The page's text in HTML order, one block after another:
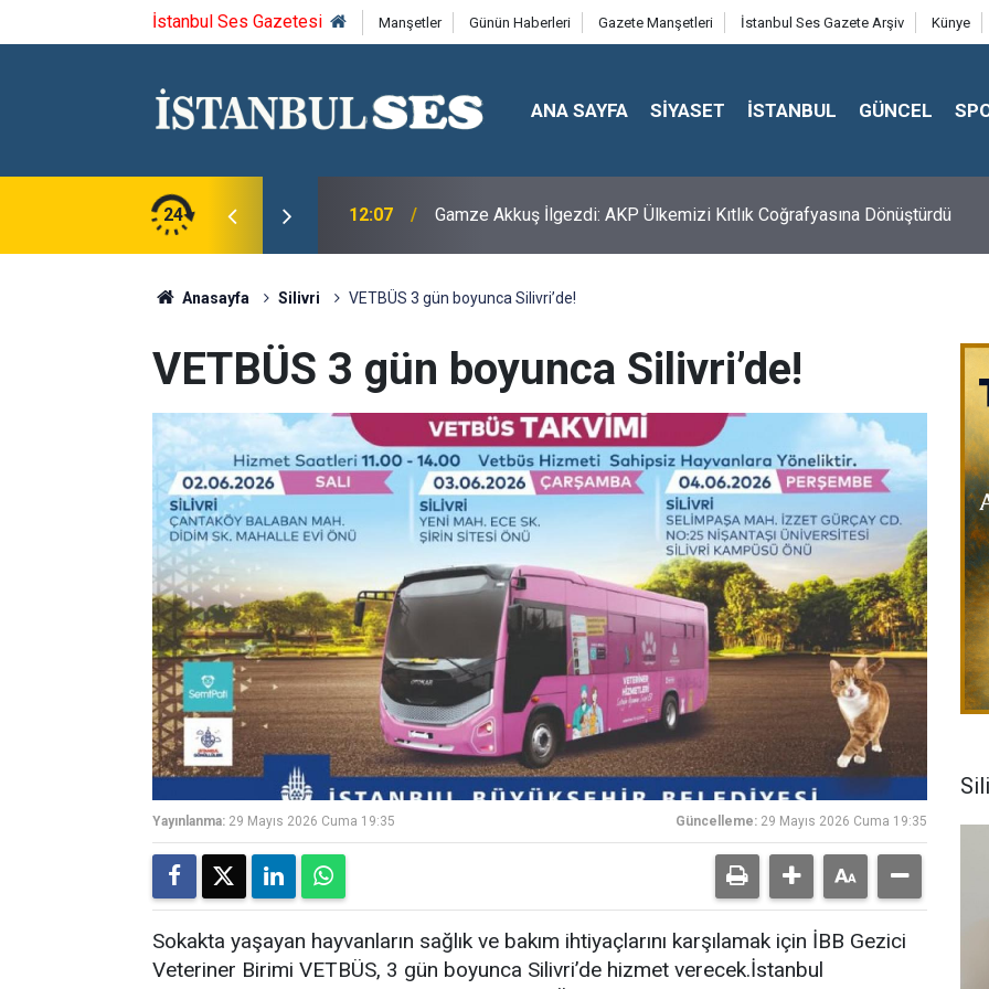
İstanbul Ses Gazetesi Manşetler Günün Haberleri Gazete Manşetleri İstanbul Ses Gazete Arşiv Künye
ANA SAYFA SİYASET İSTANBUL GÜNCEL
24
Ayağa Kalktığı Gün Başlayacak 12:07 Gamze Akkuş İlgezdi: AKP Ülkemizi Kıtlık Coğrafyasına Dönüştürdü
Anasayfa Silivri VETBÜS 3 gün boyunca Silivri’de!
VETBÜS 3 gün boyunca Silivri’de!
Yayınlanma: 29 Mayıs 2026 Cuma 19:35 Güncelleme: 29 Mayıs 2026 Cuma 19:35
Sokakta yaşayan hayvanların sağlık ve bakım ihtiyaçlarını karşılamak için İBB Gezici
Veteriner Birimi VETBÜS, 3 gün boyunca Silivri’de hizmet verecek.İstanbul